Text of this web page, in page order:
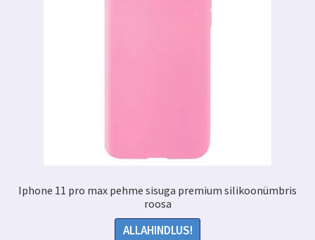
Iphone 11 pro max pehme sisuga premium silikoonümbris
roosa
ALLAHINDLUS!